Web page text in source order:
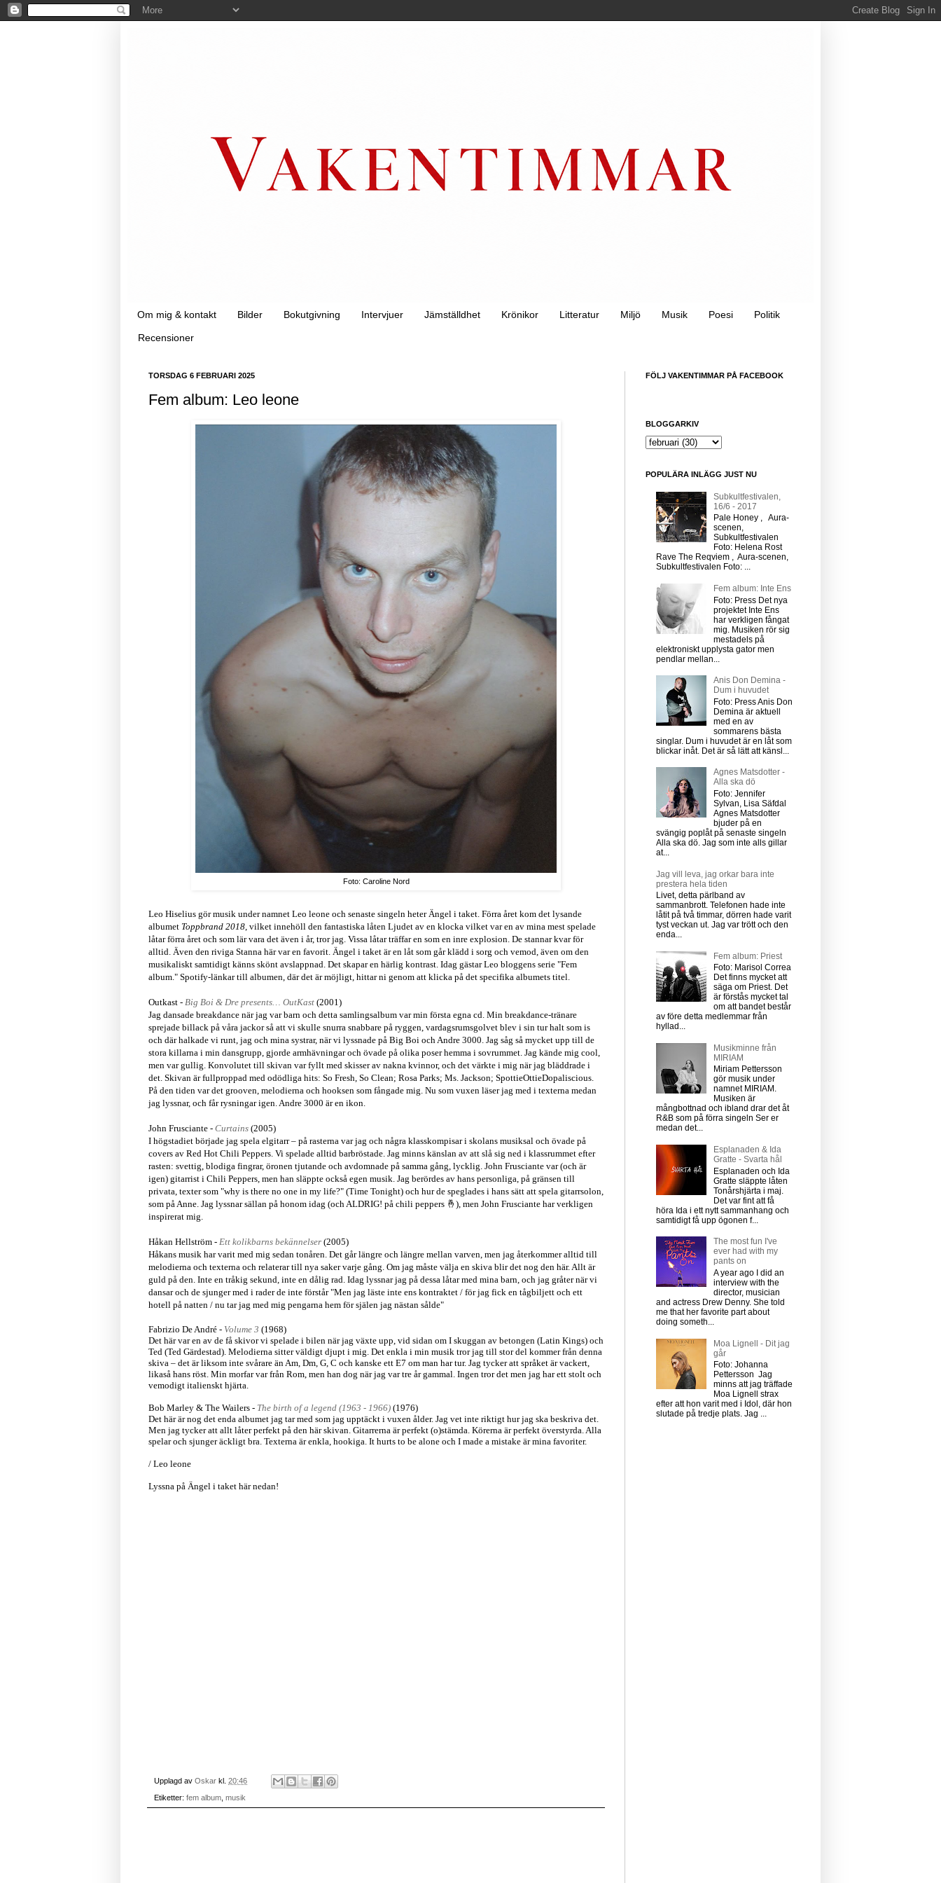
Om mig & kontakt Bilder Bokutgivning Intervjuer Jämställdhet Krönikor Litteratur Miljö Musik Poesi Politik
Recensioner
TORSDAG 6 FEBRUARI 2025
Fem album: Leo leone
Foto: Caroline Nord
Leo Hiselius gör musik under namnet Leo leone och senaste singeln heter Ängel i taket. Förra året kom det lysande
albumet Toppbrand 2018 , vilket innehöll den fantastiska låten Ljudet av en klocka vilket var en av mina mest spelade
låtar förra året och som lär vara det även i år, tror jag. Vissa låtar träffar en som en inre explosion. De stannar kvar för
alltid. Även den riviga Stanna här var en favorit. Ängel i taket är en låt som går klädd i sorg och vemod, även om den
musikaliskt samtidigt känns skönt avslappnad. Det skapar en härlig kontrast. Idag gästar Leo bloggens serie "Fem
album." Spotify-länkar till albumen, där det är möjligt, hittar ni genom att klicka på det specifika albumets titel.
Outkast - Big Boi & Dre presents… OutKast (2001)
Jag dansade breakdance när jag var barn och detta samlingsalbum var min första egna cd. Min breakdance-tränare
sprejade billack på våra jackor så att vi skulle snurra snabbare på ryggen, vardagsrumsgolvet blev i sin tur halt som is
och där halkade vi runt, jag och mina systrar, när vi lyssnade på Big Boi och Andre 3000. Jag såg så mycket upp till de
stora killarna i min dansgrupp, gjorde armhävningar och övade på olika poser hemma i sovrummet. Jag kände mig cool,
men var gullig. Konvolutet till skivan var fyllt med skisser av nakna kvinnor, och det värkte i mig när jag bläddrade i
det. Skivan är fullproppad med odödliga hits: So Fresh, So Clean; Rosa Parks; Ms. Jackson; SpottieOttieDopaliscious.
På den tiden var det grooven, melodierna och hooksen som fångade mig. Nu som vuxen läser jag med i texterna medan
jag lyssnar, och får rysningar igen. Andre 3000 är en ikon.
John Frusciante - Curtains (2005)
I högstadiet började jag spela elgitarr – på rasterna var jag och några klasskompisar i skolans musiksal och övade på
covers av Red Hot Chili Peppers. Vi spelade alltid barbröstade. Jag minns känslan av att slå sig ned i klassrummet efter
rasten: svettig, blodiga fingrar, öronen tjutande och avdomnade på samma gång, lycklig. John Frusciante var (och är
igen) gitarrist i Chili Peppers, men han släppte också egen musik. Jag berördes av hans personliga, på gränsen till
privata, texter som "why is there no one in my life?" (Time Tonight) och hur de speglades i hans sätt att spela gitarrsolon,
som på Anne. Jag lyssnar sällan på honom idag (och ALDRIG! på chili peppers 🤞), men John Frusciante har verkligen
inspirerat mig.
Håkan Hellström - Ett kolikbarns bekännelser (2005)
Håkans musik har varit med mig sedan tonåren. Det går längre och längre mellan varven, men jag återkommer alltid till
melodierna och texterna och relaterar till nya saker varje gång. Om jag måste välja en skiva blir det nog den här. Allt är
guld på den. Inte en tråkig sekund, inte en dålig rad. Idag lyssnar jag på dessa låtar med mina barn, och jag gråter när vi
dansar och de sjunger med i rader de inte förstår "Men jag läste inte ens kontraktet / för jag fick en tågbiljett och ett
hotell på natten / nu tar jag med mig pengarna hem för själen jag nästan sålde"
Fabrizio De André - Volume 3 (1968)
Det här var en av de få skivor vi spelade i bilen när jag växte upp, vid sidan om I skuggan av betongen (Latin Kings) och
Ted (Ted Gärdestad). Melodierna sitter väldigt djupt i mig. Det enkla i min musik tror jag till stor del kommer från denna
skiva – det är liksom inte svårare än Am, Dm, G, C och kanske ett E7 om man har tur. Jag tycker att språket är vackert,
likaså hans röst. Min morfar var från Rom, men han dog när jag var tre år gammal. Ingen tror det men jag har ett stolt och
vemodigt italienskt hjärta.
Bob Marley & The Wailers - The birth of a legend (1963 - 1966) (1976)
Det här är nog det enda albumet jag tar med som jag upptäckt i vuxen ålder. Jag vet inte riktigt hur jag ska beskriva det.
Men jag tycker att allt låter perfekt på den här skivan. Gitarrerna är perfekt (o)stämda. Körerna är perfekt överstyrda. Alla
spelar och sjunger äckligt bra. Texterna är enkla, hookiga. It hurts to be alone och I made a mistake är mina favoriter.
/ Leo leone
Lyssna på Ängel i taket här nedan!
Upplagd av Oskar kl. 20:46
Etiketter: fem album musik
FÖLJ VAKENTIMMAR PÅ FACEBOOK
BLOGGARKIV
POPULÄRA INLÄGG JUST NU
Subkultfestivalen,
16/6 - 2017
Pale Honey , Aura-
scenen,
Subkultfestivalen
Foto: Helena Rost
Rave The Reqviem , Aura-scenen,
Subkultfestivalen Foto: ...
Fem album: Inte Ens
Foto: Press Det nya
projektet Inte Ens
har verkligen fångat
mig. Musiken rör sig
mestadels på
elektroniskt upplysta gator men
pendlar mellan...
Anis Don Demina -
Dum i huvudet
Foto: Press Anis Don
Demina är aktuell
med en av
sommarens bästa
singlar. Dum i huvudet är en låt som
blickar inåt. Det är så lätt att känsl...
Agnes Matsdotter -
Alla ska dö
Foto: Jennifer
Sylvan, Lisa Säfdal
Agnes Matsdotter
bjuder på en
svängig poplåt på senaste singeln
Alla ska dö. Jag som inte alls gillar
at...
Jag vill leva, jag orkar bara inte
prestera hela tiden
Livet, detta pärlband av
sammanbrott. Telefonen hade inte
låtit på två timmar, dörren hade varit
tyst veckan ut. Jag var trött och den
enda...
Fem album: Priest
Foto: Marisol Correa
Det finns mycket att
säga om Priest. Det
är förstås mycket tal
om att bandet består
av före detta medlemmar från
hyllad...
Musikminne från
MIRIAM
Miriam Pettersson
gör musik under
namnet MIRIAM.
Musiken är
mångbottnad och ibland drar det åt
R&B som på förra singeln Ser er
medan det...
Esplanaden & Ida
Gratte - Svarta hål
Esplanaden och Ida
Gratte släppte låten
Tonårshjärta i maj.
Det var fint att få
höra Ida i ett nytt sammanhang och
samtidigt få upp ögonen f...
The most fun I've
ever had with my
pants on
A year ago I did an
interview with the
director, musician
and actress Drew Denny. She told
me that her favorite part about
doing someth...
Moa Lignell - Dit jag
går
Foto: Johanna
Pettersson Jag
minns att jag träffade
Moa Lignell strax
efter att hon varit med i Idol, där hon
slutade på tredje plats. Jag ...